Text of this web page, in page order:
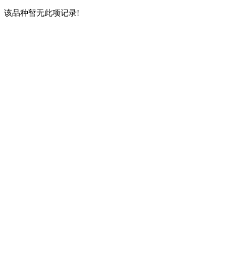
该品种暂无此项记录!